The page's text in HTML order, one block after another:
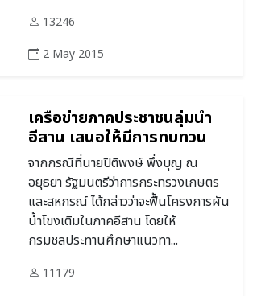
13246
2 May 2015
เครือข่ายภาคประชาชนลุ่มน้ำ
อีสาน เสนอให้มีการทบทวน
ศึกษาผลกระทบจากโครงการ
โขง ชี มูล เดิมก่อน ที่รัฐจะผลัก
ดันโครงการโขง เลย ชี มูล
จากกรณีที่นายปิติพงษ์ พึ่งบุญ ณ
อยุธยา รัฐมนตรีว่าการกระทรวงเกษตร
และสหกรณ์ ได้กล่าวว่าจะฟื้นโครงการผัน
น้ำโขงเติมในภาคอีสาน โดยให้
กรมชลประทานศึกษาแนวทา...
11179